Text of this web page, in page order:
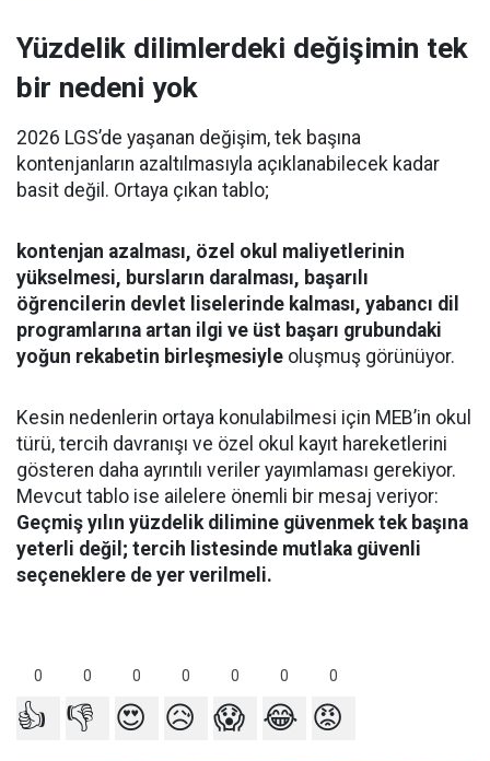
Yüzdelik dilimlerdeki değişimin tek
bir nedeni yok
2026 LGS’de yaşanan değişim, tek başına
kontenjanların azaltılmasıyla açıklanabilecek kadar
basit değil. Ortaya çıkan tablo;
kontenjan azalması, özel okul maliyetlerinin
yükselmesi, bursların daralması, başarılı
öğrencilerin devlet liselerinde kalması, yabancı dil
programlarına artan ilgi ve üst başarı grubundaki
yoğun rekabetin birleşmesiyle oluşmuş görünüyor.
Kesin nedenlerin ortaya konulabilmesi için MEB’in okul
türü, tercih davranışı ve özel okul kayıt hareketlerini
gösteren daha ayrıntılı veriler yayımlaması gerekiyor.
Mevcut tablo ise ailelere önemli bir mesaj veriyor:
Geçmiş yılın yüzdelik dilimine güvenmek tek başına
yeterli değil; tercih listesinde mutlaka güvenli
seçeneklere de yer verilmeli.
0 0 0 0 0 0 0
👍 👎 😍 😥 😱 😂 😡